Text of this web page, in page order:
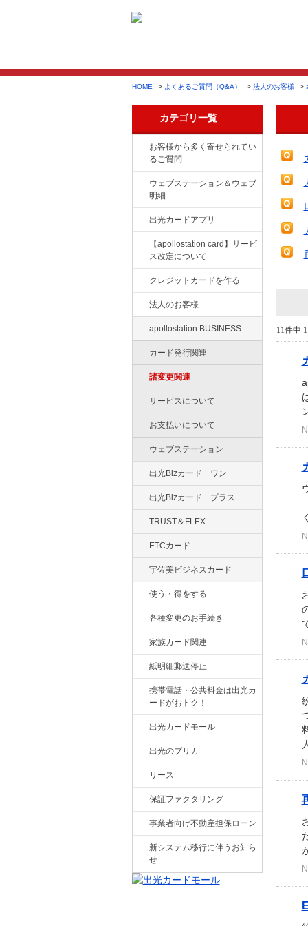
HOME > よくあるご質問（Q&A） > 法人のお客様 >
カテゴリ一覧
お客様から多く寄せられてい
るご質問
ウェブステーション＆ウェブ
明細
出光カードアプリ
【apollostation card】サービ
ス改定について
クレジットカードを作る
法人のお客様
apollostation BUSINESS
カード発行関連
諸変更関連
サービスについて
お支払いについて
ウェブステーション
出光Bizカード ワン
出光Bizカード プラス
TRUST＆FLEX
ETCカード
宇佐美ビジネスカード
使う・得をする
各種変更のお手続き
家族カード関連
紙明細郵送停止
携帯電話・公共料金は出光カ
ードがおトク！
出光カードモール
出光のプリカ
リース
保証ファクタリング
事業者向け不動産担保ローン
新システム移行に伴うお知ら
せ
11件中